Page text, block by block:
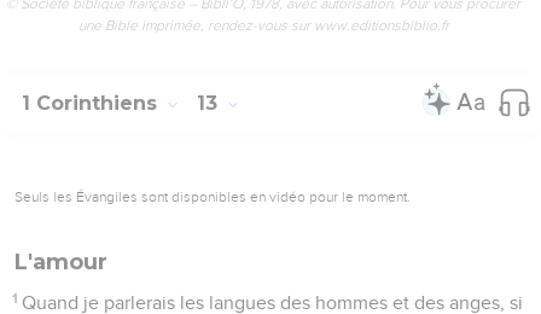
une Bible imprimée, rendez-vous sur www.editionsbiblio.fr
1 Corinthiens 13
Seuls les Évangiles sont disponibles en vidéo pour le moment.
L'amour
1 Quand je parlerais les langues des hommes et des anges, si